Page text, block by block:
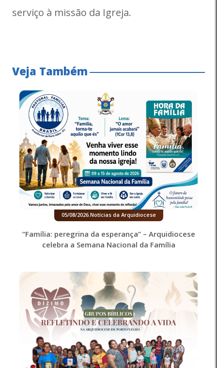
serviço à missão da Igreja.
Veja Também
05/08/2026.Notícias da Arquidiocese
“Família: peregrina da esperança” – Arquidiocese
celebra a Semana Nacional da Família